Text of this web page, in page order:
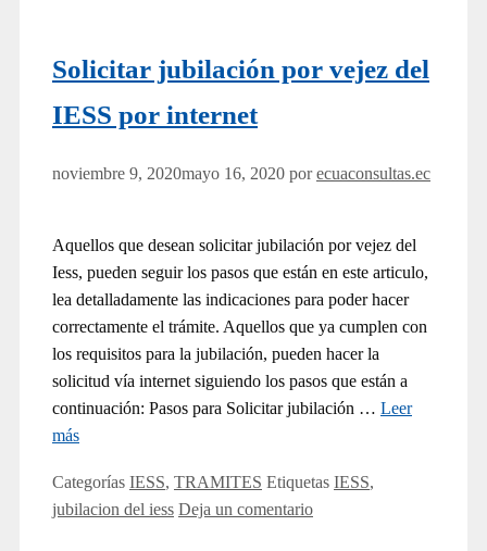
Solicitar jubilación por vejez del
IESS por internet
noviembre 9, 2020mayo 16, 2020 porecuaconsultas.ec
Aquellos que desean solicitar jubilación por vejez del
Iess, pueden seguir los pasos que están en este articulo,
lea detalladamente las indicaciones para poder hacer
correctamente el trámite. Aquellos que ya cumplen con
los requisitos para la jubilación, pueden hacer la
solicitud vía internet siguiendo los pasos que están a
continuación: Pasos para Solicitar jubilación … Leer
más
Categorías IESS, TRAMITES Etiquetas IESS,
jubilacion del iess Deja un comentario